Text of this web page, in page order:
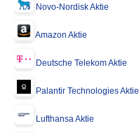
Novo-Nordisk Aktie
Amazon Aktie
Deutsche Telekom Aktie
Palantir Technologies Aktie
Lufthansa Aktie